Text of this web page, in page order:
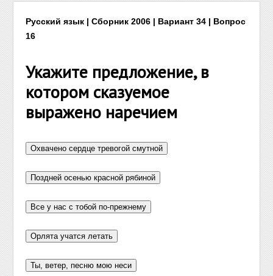
Русский язык | Сборник 2006 | Вариант 34 | Вопрос
16
Укажите предложение, в
котором сказуемое
выражено наречием